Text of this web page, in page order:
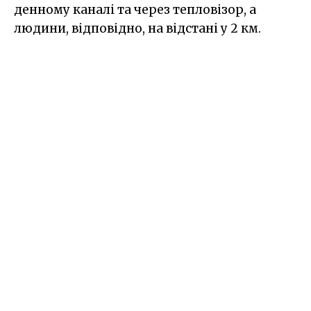
денному каналі та через тепловізор, а
людини, відповідно, на відстані у 2 км.